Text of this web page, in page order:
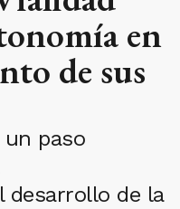
en
de sus
paso
desarrollo de la